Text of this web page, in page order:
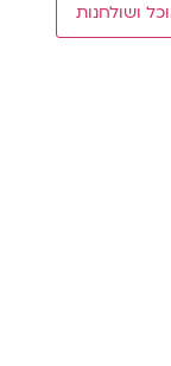
ושולחנות